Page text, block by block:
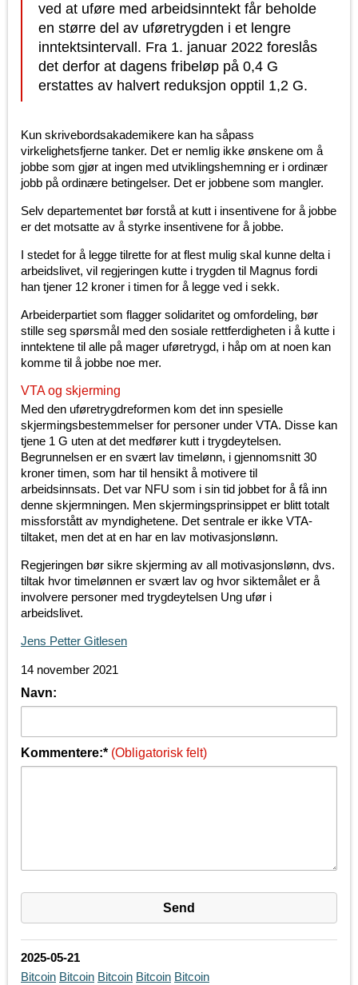
ved at uføre med arbeidsinntekt får beholde
en større del av uføretrygden i et lengre
inntektsintervall. Fra 1. januar 2022 foreslås
det derfor at dagens fribeløp på 0,4 G
erstattes av halvert reduksjon opptil 1,2 G.
Kun skrivebordsakademikere kan ha såpass
virkelighetsfjerne tanker. Det er nemlig ikke ønskene om å
jobbe som gjør at ingen med utviklingshemning er i ordinær
jobb på ordinære betingelser. Det er jobbene som mangler.
Selv departementet bør forstå at kutt i insentivene for å jobbe
er det motsatte av å styrke insentivene for å jobbe.
I stedet for å legge tilrette for at flest mulig skal kunne delta i
arbeidslivet, vil regjeringen kutte i trygden til Magnus fordi
han tjener 12 kroner i timen for å legge ved i sekk.
Arbeiderpartiet som flagger solidaritet og omfordeling, bør
stille seg spørsmål med den sosiale rettferdigheten i å kutte i
inntektene til alle på mager uføretrygd, i håp om at noen kan
komme til å jobbe noe mer.
VTA og skjerming
Med den uføretrygdreformen kom det inn spesielle
skjermingsbestemmelser for personer under VTA. Disse kan
tjene 1 G uten at det medfører kutt i trygdeytelsen.
Begrunnelsen er en svært lav timelønn, i gjennomsnitt 30
kroner timen, som har til hensikt å motivere til
arbeidsinnsats. Det var NFU som i sin tid jobbet for å få inn
denne skjermningen. Men skjermingsprinsippet er blitt totalt
missforstått av myndighetene. Det sentrale er ikke VTA-
tiltaket, men det at en har en lav motivasjonslønn.
Regjeringen bør sikre skjerming av all motivasjonslønn, dvs.
tiltak hvor timelønnen er svært lav og hvor siktemålet er å
involvere personer med trygdeytelsen Ung ufør i
arbeidslivet.
Jens Petter Gitlesen
14 november 2021
Navn:
Kommentere:* (Obligatorisk felt)
2025-05-21
Bitcoin Bitcoin Bitcoin Bitcoin Bitcoin